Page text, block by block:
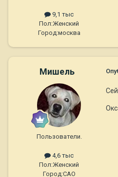
9,1 тыс
Пол:Женский
Город:москва
Мишель
Пользователи.
4,6 тыс
Пол:Женский
Город:САО